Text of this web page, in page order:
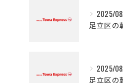
2025/
2025/